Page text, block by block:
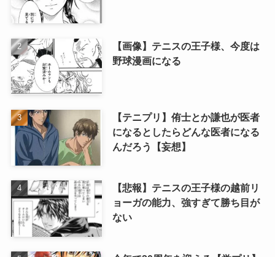
【画像】テニスの王子様、今度は
野球漫画になる
【テニプリ】侑士とか謙也が医者
になるとしたらどんな医者になる
んだろう【妄想】
【悲報】テニスの王子様の越前リ
ョーガの能力、強すぎて勝ち目が
ない